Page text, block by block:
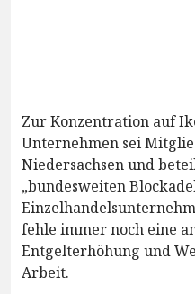
Zur Konzentration auf
Unternehmen sei
Niedersachsen und
„bundesweiten
fehle immer noch eine
Entgelterhöhung und
Arbeit.